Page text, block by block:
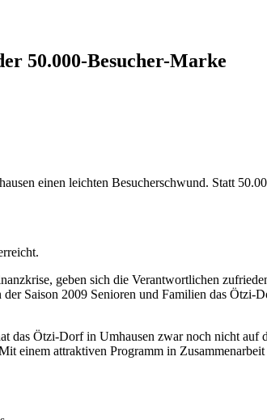
50.000-Besucher-Marke
einen leichten Besucherschwund. Statt
geben sich die Verantwortlichen
Saison 2009 Senioren und Familien das Ötzi-
das Ötzi-Dorf in Umhausen zwar noch nicht
einem attraktiven Programm in